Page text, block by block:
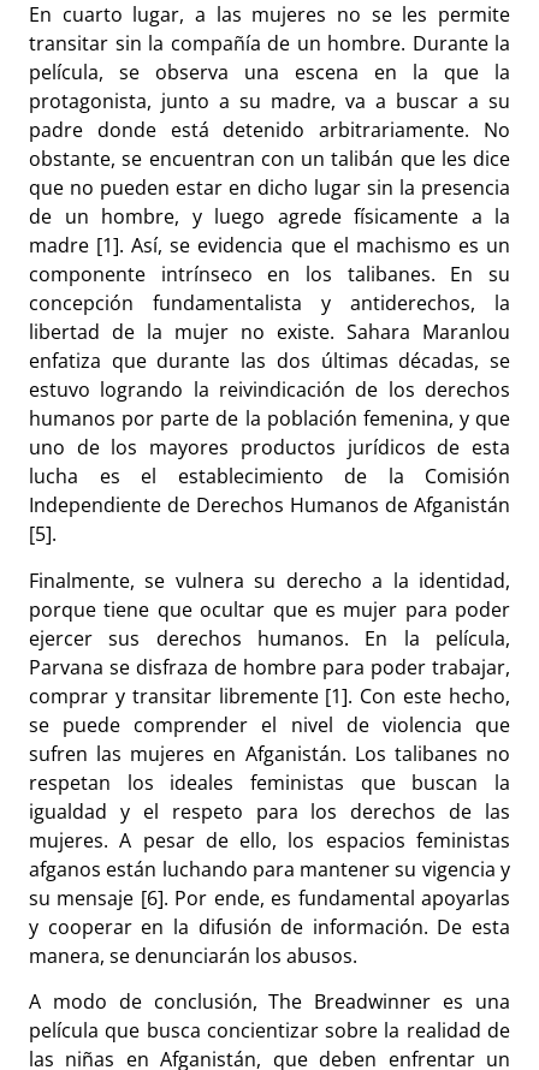
En cuarto lugar, a las mujeres no se les permite
transitar sin la compañía de un hombre. Durante la
película, se observa una escena en la que la
protagonista, junto a su madre, va a buscar a su
padre donde está detenido arbitrariamente. No
obstante, se encuentran con un talibán que les dice
que no pueden estar en dicho lugar sin la presencia
de un hombre, y luego agrede físicamente a la
madre [1]. Así, se evidencia que el machismo es un
componente intrínseco en los talibanes. En su
concepción fundamentalista y antiderechos, la
libertad de la mujer no existe. Sahara Maranlou
enfatiza que durante las dos últimas décadas, se
estuvo logrando la reivindicación de los derechos
humanos por parte de la población femenina, y que
uno de los mayores productos jurídicos de esta
lucha es el establecimiento de la Comisión
Independiente de Derechos Humanos de Afganistán
[5].
Finalmente, se vulnera su derecho a la identidad,
porque tiene que ocultar que es mujer para poder
ejercer sus derechos humanos. En la película,
Parvana se disfraza de hombre para poder trabajar,
comprar y transitar libremente [1]. Con este hecho,
se puede comprender el nivel de violencia que
sufren las mujeres en Afganistán. Los talibanes no
respetan los ideales feministas que buscan la
igualdad y el respeto para los derechos de las
mujeres. A pesar de ello, los espacios feministas
afganos están luchando para mantener su vigencia y
su mensaje [6]. Por ende, es fundamental apoyarlas
y cooperar en la difusión de información. De esta
manera, se denunciarán los abusos.
A modo de conclusión, The Breadwinner es una
película que busca concientizar sobre la realidad de
las niñas en Afganistán, que deben enfrentar un